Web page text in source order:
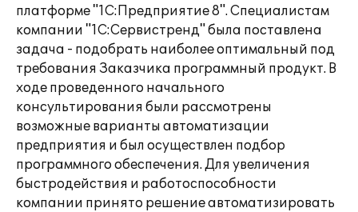
платформе "1С:Предприятие 8". Специалистам
компании "1С:Сервистренд" была поставлена
задача - подобрать наиболее оптимальный под
требования Заказчика программный продукт. В
ходе проведенного начального
консультирования были рассмотрены
возможные варианты автоматизации
предприятия и был осуществлен подбор
программного обеспечения. Для увеличения
быстродействия и работоспособности
компании принято решение автоматизировать